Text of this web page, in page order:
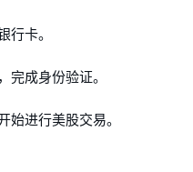
行卡。
完成身份验证。
始进行美股交易。